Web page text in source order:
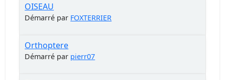
OISEAU
Démarré par FOXTERRIER
Orthoptere
Démarré par pierr07